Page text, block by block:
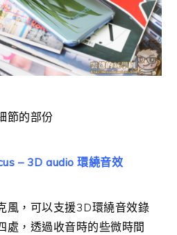
節的部份
– 3D audio 環繞音效
風，可以支援3D環繞音效錄
處，透過收音時的些微時間